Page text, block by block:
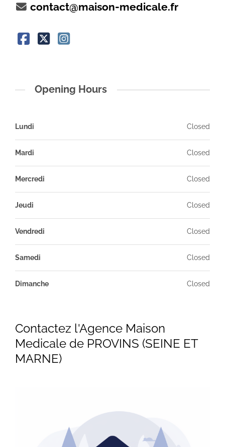
contact@maison-medicale.fr
Opening Hours
Lundi Closed
Mardi Closed
Mercredi Closed
Jeudi Closed
Vendredi Closed
Samedi Closed
Dimanche Closed
Contactez l'Agence Maison
Medicale de PROVINS (SEINE ET
MARNE)